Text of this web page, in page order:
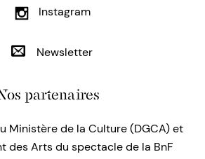
Instagram
Newsletter
partenaires
Ministère de la Culture (DGCA) et
des Arts du spectacle de la BnF